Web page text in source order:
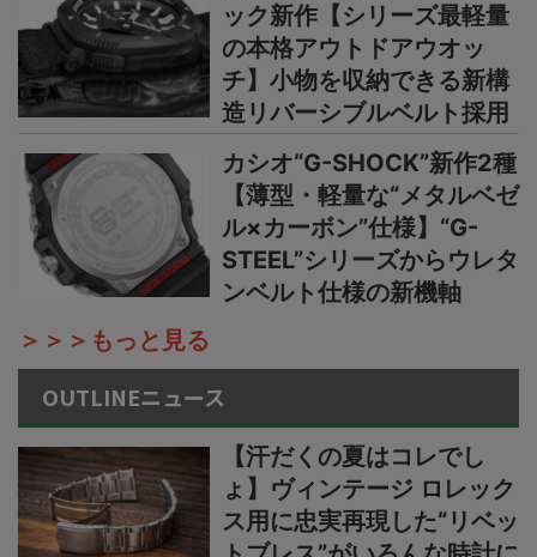
ック新作【シリーズ最軽量
の本格アウトドアウオッ
チ】小物を収納できる新構
造リバーシブルベルト採用
カシオ“G-SHOCK”新作2種
【薄型・軽量な“メタルベゼ
ル×カーボン”仕様】“G-
STEEL”シリーズからウレタ
ンベルト仕様の新機軸
＞＞＞もっと見る
OUTLINEニュース
【汗だくの夏はコレでし
ょ】ヴィンテージ ロレック
ス用に忠実再現した“リベッ